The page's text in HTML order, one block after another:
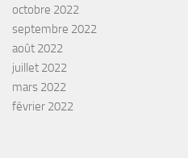
octobre 2022
septembre 2022
août 2022
juillet 2022
mars 2022
février 2022